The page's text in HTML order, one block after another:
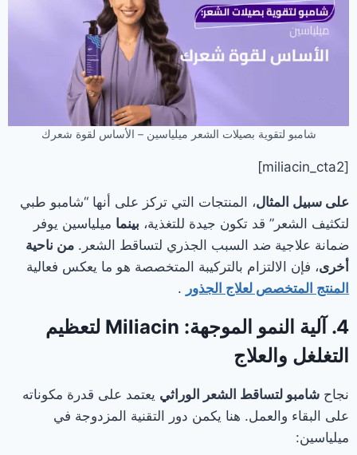
شامبو لتقوية بصيلات الشعر ميلياسين – الأساس لقوة شعرك
[miliacin_cta2]
على سبيل المثال، المنتجات التي تركز على أنها “شامبو طبي
لتكثيف الشعر” قد تكون جيدة للتغذية، بينما ميلياسين يوفر
ضمانة علاجية ضد السبب الجذري لتساقط الشعر. من ناحية
أخرى، فإن الالتزام بالتركيبة المتخصصة هو ما يعكس فعالية
المنتج المتخصص لعلاج الجذور .
4. آلية النمو الموجهة: Miliacin لتعظيم
التغلغل والعلاج
نجاح شامبو لتساقط الشعر الوراثي يعتمد على قدرة مكوناته
على البقاء والعمل. هنا يكمن دور التقنية المزدوجة في
ميلياسين: